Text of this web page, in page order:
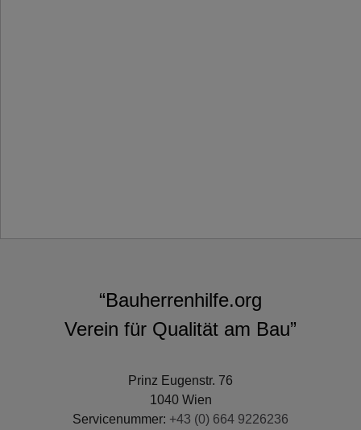
“Bauherrenhilfe.org
Verein für Qualität am Bau”
Prinz Eugenstr. 76
1040 Wien
Servicenummer: +43 (0) 664 9226236